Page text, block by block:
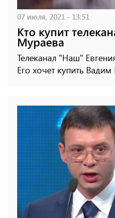
07 июля, 2021 - 13:51
Кто купит
Мураева
Телеканал "Наш"
Его хочет купить